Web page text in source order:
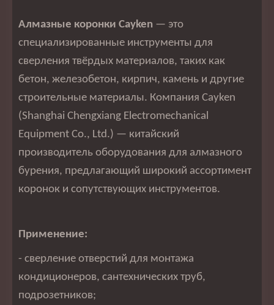
Алмазные коронки Cayken — это
специализированные инструменты для
сверления твёрдых материалов, таких как
бетон, железобетон, кирпич, камень и другие
строительные материалы. Компания Cayken
(Shanghai Chengxiang Electromechanical
Equipment Co., Ltd.) — китайский
производитель оборудования для алмазного
бурения, предлагающий широкий ассортимент
коронок и сопутствующих инструментов.
Применение:
- сверление отверстий для монтажа
кондиционеров, сантехнических труб,
подрозетников;